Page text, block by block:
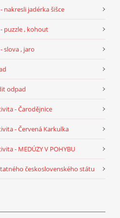
nakresli jadérka šišce
puzzle , kohout
slova , jaro
odpad
- Čarodějnice
- Červená Karkulka
- MEDÚZY V POHYBU
československého státu